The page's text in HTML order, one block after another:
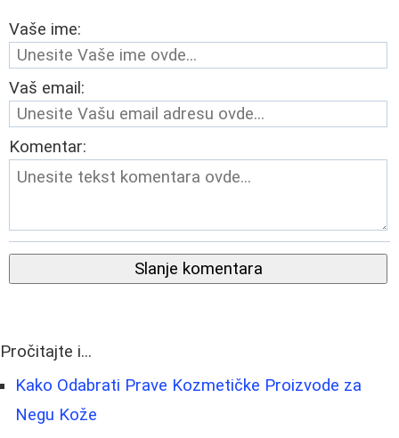
Vaše ime:
Vaš email:
Komentar:
Slanje komentara
Pročitajte i...
Kako Odabrati Prave Kozmetičke Proizvode za
Negu Kože